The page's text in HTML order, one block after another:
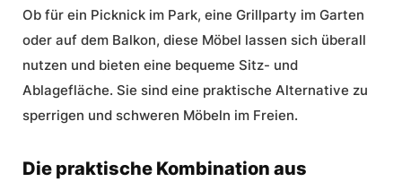
Ob für ein Picknick im Park, eine Grillparty im Garten
oder auf dem Balkon, diese Möbel lassen sich überall
nutzen und bieten eine bequeme Sitz- und
Ablagefläche. Sie sind eine praktische Alternative zu
sperrigen und schweren Möbeln im Freien.
Die praktische Kombination aus